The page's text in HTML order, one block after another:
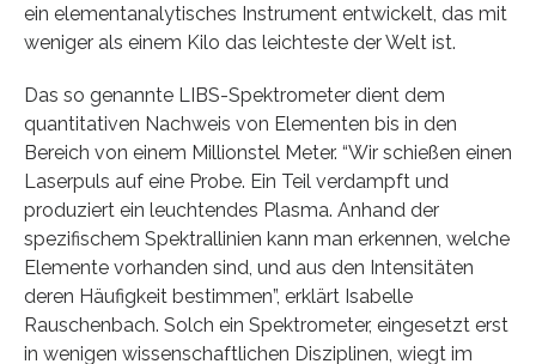
ein elementanalytisches Instrument entwickelt, das mit
weniger als einem Kilo das leichteste der Welt ist.
Das so genannte LIBS-Spektrometer dient dem
quantitativen Nachweis von Elementen bis in den
Bereich von einem Millionstel Meter. “Wir schießen einen
Laserpuls auf eine Probe. Ein Teil verdampft und
produziert ein leuchtendes Plasma. Anhand der
spezifischem Spektrallinien kann man erkennen, welche
Elemente vorhanden sind, und aus den Intensitäten
deren Häufigkeit bestimmen”, erklärt Isabelle
Rauschenbach. Solch ein Spektrometer, eingesetzt erst
in wenigen wissenschaftlichen Disziplinen, wiegt im